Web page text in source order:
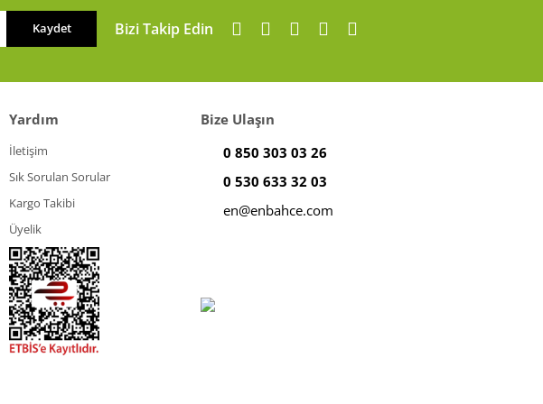
Kaydet Bizi Takip Edin
Yardım
İletişim
Sık Sorulan Sorular
Kargo Takibi
Üyelik
Bize Ulaşın
0 850 303 03 26
0 530 633 32 03
en@enbahce.com